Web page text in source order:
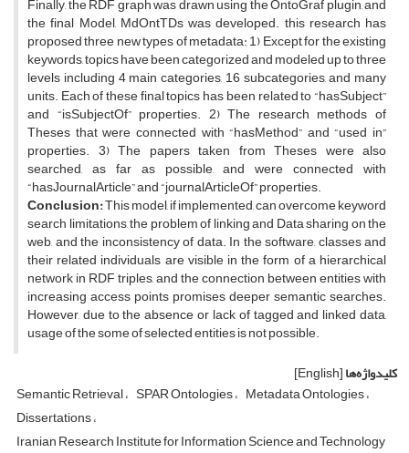
Finally, the RDF graph was drawn using the OntoGraf plugin, and
the final Model, MdOntTDs was developed. this research has
proposed three new types of metadata: 1) Except for the existing
keywords, topics have been categorized and modeled up to three
levels including 4 main categories, 16 subcategories, and many
units. Each of these final topics has been related to “hasSubject”
and “isSubjectOf” properties. 2) The research methods of
Theses that were connected with “hasMethod” and “used in”
properties. 3) The papers taken from Theses were also
searched, as far as possible, and were connected with
“hasJournalArticle” and “journalArticleOf” properties.
Conclusion:This model, if implemented, can overcome keyword
search limitations, the problem of linking and Data sharing on the
web, and the inconsistency of data. In the software, classes and
their related individuals are visible in the form of a hierarchical
network in RDF triples, and the connection between entities with
increasing access points promises deeper semantic searches.
However, due to the absence or lack of tagged and linked data,
usage of the some of selected entities is not possible.
کلیدواژه‌ها[English]
Semantic Retrieval SPAR Ontologies Metadata Ontologies
Dissertations
Iranian Research Institute for Information Science and Technology